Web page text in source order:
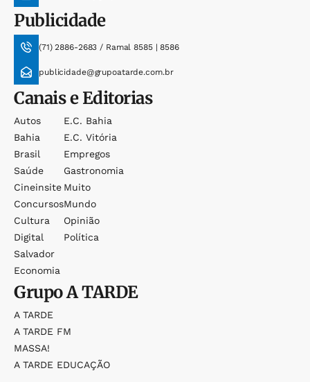
Publicidade
(71) 2886-2683 / Ramal 8585 | 8586
publicidade@grupoatarde.com.br
Canais e Editorias
Autos
Bahia
Brasil
Saúde
Cineinsite
Concursos
Cultura
Digital
Salvador
Economia
E.c. Bahia
E.c. Vitória
Empregos
Gastronomia
Muito
Mundo
Opinião
Política
GrupoA TARDE
A TARDE
A TARDE FM
MASSA!
A TARDE EDUCAÇÃO